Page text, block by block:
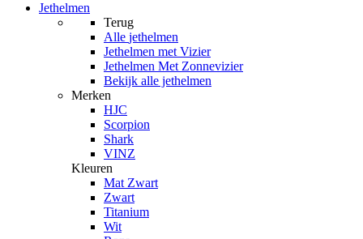
Jethelmen
Terug
Alle jethelmen
Jethelmen met Vizier
Jethelmen Met Zonnevizier
Bekijk alle jethelmen
Merken
HJC
Scorpion
Shark
VINZ
Kleuren
Mat Zwart
Zwart
Titanium
Wit